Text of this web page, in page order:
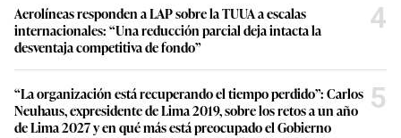
Aerolíneas responden a LAP sobre la TUUA a escalas
internacionales: “Una reducción parcial deja intacta la
desventaja competitiva de fondo”
4
“La organización está recuperando el tiempo perdido”: Carlos
Neuhaus, expresidente de Lima 2019, sobre los retos a un año
de Lima 2027 y en qué más está preocupado el Gobierno
5